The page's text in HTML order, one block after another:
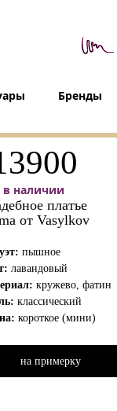
Бренды
в наличии
платье
от Vasylkov
пышное
лавандовый
кружево, фатин
классический
короткое (мини)
на примерку